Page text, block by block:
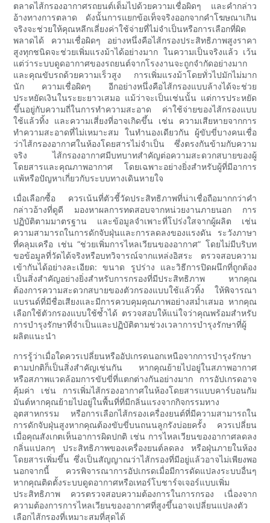
ตลาดไส้กรองอากาศรถยนต์เต็มไปด้วยความเชื่อผิดๆ และคำกล่าว
อ้างทางการตลาด ดังนั้นการแยกข้อเท็จจริงออกจากคำโฆษณาเกิน
จริงจะช่วยให้คุณหลีกเลี่ยงค่าใช้จ่ายที่ไม่จำเป็นหรือการเลือกที่ผิด
พลาดได้ ความเชื่อผิดๆ อย่างหนึ่งคือไส้กรองประสิทธิภาพสูงราคา
สูงทุกชนิดจะช่วยเพิ่มแรงม้าได้อย่างมาก ในความเป็นจริงแล้ว เว้น
แต่ว่าระบบดูดอากาศของรถยนต์จากโรงงานจะถูกจำกัดอย่างมาก
และคุณขับรถด้วยความเร็วสูง การเพิ่มแรงม้าโดยทั่วไปมักไม่มาก
นัก ความเชื่อผิดๆ อีกอย่างหนึ่งคือไส้กรองแบบล้างได้จะช่วย
ประหยัดเงินในระยะยาวเสมอ แม้ว่าจะเป็นเช่นนั้น แต่การประหยัด
ขึ้นอยู่กับความถี่ในการทำความสะอาด ค่าใช้จ่ายของไส้กรองแบบ
ใช้แล้วทิ้ง และความเสี่ยงที่อาจเกิดขึ้น เช่น ความเสียหายจากการ
ทำความสะอาดที่ไม่เหมาะสม ในทำนองเดียวกัน ผู้ขับขี่บางคนเชื่อ
ว่าไส้กรองอากาศในห้องโดยสารไม่จำเป็น ซึ่งตรงกันข้ามกับความ
จริง ไส้กรองอากาศมีบทบาทสำคัญต่อความสะดวกสบายของผู้
โดยสารและคุณภาพอากาศ โดยเฉพาะอย่างยิ่งสำหรับผู้ที่มีอาการ
แพ้หรือปัญหาเกี่ยวกับระบบทางเดินหายใจ
เมื่อเลือกซื้อ ควรเน้นที่ตัวชี้วัดประสิทธิภาพที่น่าเชื่อถือมากกว่าคำ
กล่าวอ้างที่ดูดี มองหาผลการทดสอบจากหน่วยงานภายนอก การ
ปฏิบัติตามมาตรฐาน และข้อมูลจำเพาะที่โปร่งใสจากผู้ผลิต เช่น
ความสามารถในการดักจับฝุ่นและการลดลงของแรงดัน ระวังภาษา
ที่คลุมเครือ เช่น “ช่วยเพิ่มการไหลเวียนของอากาศ” โดยไม่มีบริบท
ขอข้อมูลที่วัดได้จริงหรือบทวิจารณ์จากแหล่งอิสระ ตรวจสอบความ
เข้ากันได้อย่างละเอียด: ขนาด รูปร่าง และวิธีการปิดผนึกที่ถูกต้อง
เป็นสิ่งสำคัญอย่างยิ่งสำหรับการกรองที่มีประสิทธิภาพ หากคุณ
ต้องการความสะดวกสบายของตัวกรองแบบใช้แล้วทิ้ง ให้พิจารณา
แบรนด์ที่มีชื่อเสียงและมีการควบคุมคุณภาพอย่างสม่ำเสมอ หากคุณ
เลือกใช้ตัวกรองแบบใช้ซ้ำได้ ตรวจสอบให้แน่ใจว่าคุณพร้อมสำหรับ
การบำรุงรักษาที่จำเป็นและปฏิบัติตามช่วงเวลาการบำรุงรักษาที่ผู้
ผลิตแนะนำ
การรู้ว่าเมื่อใดควรเปลี่ยนหรืออัปเกรดนอกเหนือจากการบำรุงรักษา
ตามปกติก็เป็นสิ่งสำคัญเช่นกัน หากคุณย้ายไปอยู่ในสภาพอากาศ
หรือสภาพแวดล้อมการขับขี่ที่แตกต่างกันอย่างมาก การอัปเกรดอาจ
คุ้มค่า เช่น การเพิ่มไส้กรองอากาศในห้องโดยสารแบบคาร์บอนกัม
มันต์หากคุณย้ายไปอยู่ในพื้นที่ที่มีกลิ่นแรงจากกิจกรรมทาง
อุตสาหกรรม หรือการเลือกไส้กรองเครื่องยนต์ที่มีความสามารถใน
การดักจับฝุ่นสูงหากคุณต้องขับขี่บนถนนลูกรังบ่อยครั้ง ควรเปลี่ยน
เมื่อคุณสังเกตเห็นอาการผิดปกติ เช่น การไหลเวียนของอากาศลดลง
กลิ่นแปลกๆ ประสิทธิภาพของเครื่องยนต์ลดลง หรือฝุ่นภายในห้อง
โดยสารเพิ่มขึ้น ซึ่งเป็นสัญญาณว่าไส้กรองที่มีอยู่แล้วอาจไม่เพียงพอ
นอกจากนี้ ควรพิจารณาการอัปเกรดเมื่อมีการดัดแปลงระบบอื่นๆ
หากคุณติดตั้งระบบดูดอากาศหรือเทอร์โบชาร์จเจอร์แบบเพิ่ม
ประสิทธิภาพ ควรตรวจสอบความต้องการในการกรอง เนื่องจาก
ความต้องการการไหลเวียนของอากาศที่สูงขึ้นอาจเปลี่ยนแปลงตัว
เลือกไส้กรองที่เหมาะสมที่สุดได้